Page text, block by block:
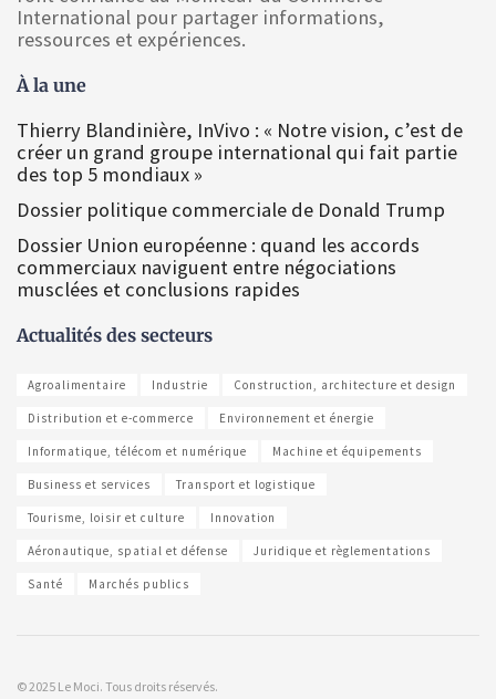
International pour partager informations,
ressources et expériences.
À la une
Thierry Blandinière, InVivo : « Notre vision, c’est de
créer un grand groupe international qui fait partie
des top 5 mondiaux »
Dossier politique commerciale de Donald Trump
Dossier Union européenne : quand les accords
commerciaux naviguent entre négociations
musclées et conclusions rapides
Actualités des secteurs
Agroalimentaire Industrie Construction, architecture et design
Distribution et e-commerce Environnement et énergie
Informatique, télécom et numérique Machine et équipements
Business et services Transport et logistique
Tourisme, loisir et culture Innovation
Aéronautique, spatial et défense Juridique et règlementations
Santé Marchés publics
© 2025 Le Moci. Tous droits réservés.